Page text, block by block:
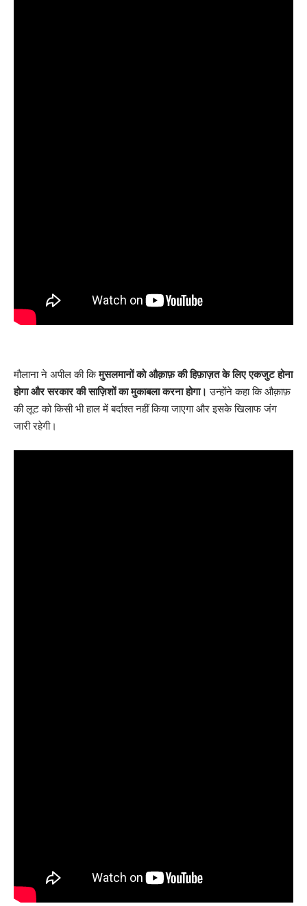
मौलाना ने अपील की किमुसलमानों को औक़ाफ़ की हिफ़ाज़त के लिए एकजुट होना
होगा और सरकार की साज़िशों का मुकाबला करना होगा। उन्होंने कहा कि औक़ाफ़
की लूट को किसी भी हाल में बर्दाश्त नहीं किया जाएगा और इसके खिलाफ जंग
जारी रहेगी।